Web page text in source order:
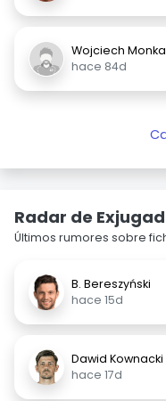
Wojciech Monka
hace 84d
Radar de
Últimos rumores sobre
B. Bereszyński
hace 15d
Dawid Kownacki
hace 17d